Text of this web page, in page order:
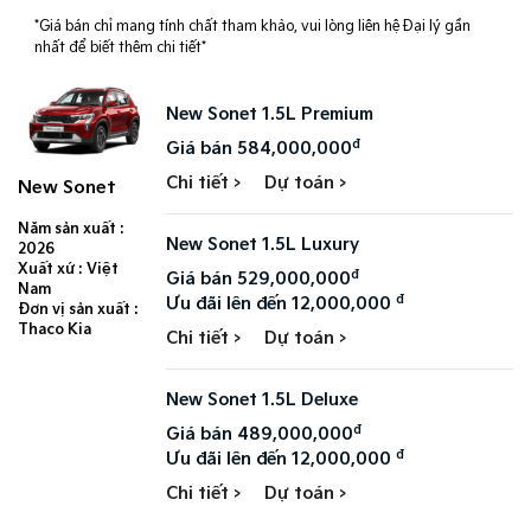
*Giá bán chỉ mang tính chất tham khảo, vui lòng liên hệ Đại lý gần
nhất để biết thêm chi tiết*
New Sonet
Năm sản xuất :
2026
Xuất xứ : Việt
Nam
Đơn vị sản xuất :
Thaco Kia
New Sonet 1.5L Premium
Giá bán 584,000,000đ
Chi tiết > Dự toán >
New Sonet 1.5L Luxury
Giá bán 529,000,000đ
Ưu đãi lên đến 12,000,000đ
Chi tiết > Dự toán >
New Sonet 1.5L Deluxe
Giá bán 489,000,000đ
Ưu đãi lên đến 12,000,000đ
Chi tiết > Dự toán >